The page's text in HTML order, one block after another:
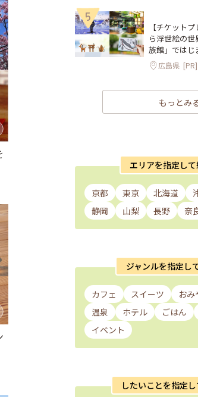
5
【チケット
ら浮世絵の
族館」ではじ
広島県 [PR]
もっとみ
エリアを指定し
京都 東京 北海道
静岡
山梨 長野 奈
ジャンルを指定し
カフェ スイーツ おみ
温泉
ホテル ごはん
イベント
したいことを指定